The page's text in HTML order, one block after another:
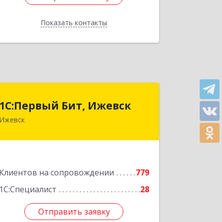
Показать контакты
Назад
1С:Первый Бит, Ижевск
Ижевск
Клиентов на сопровождении
779
1С:Специалист
28
Отправить заявку
1С:Первый Бит, Ижевск
426008, Удмуртская Респ, Ижевск г,
Отправить заявку